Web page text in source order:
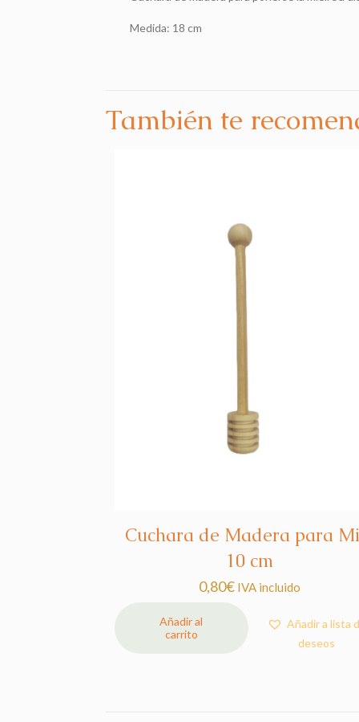
Medida: 18 cm
También te
Cuchara de Madera para
10 cm
0,80€ IVA incluido
Añadir al
carrito
Añadir a lista
deseos